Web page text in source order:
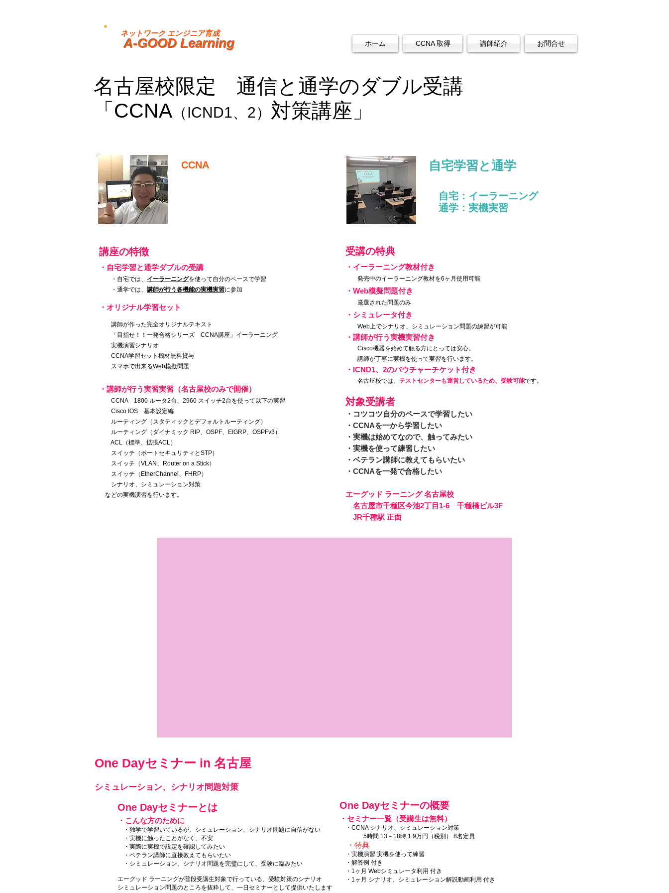
ネットワーク エンジニア育成
A-GOOD Learning ホーム CCNA 取得 講師紹介 お問合せ
名古屋校限定 通信と通学のダブル受講
「CCNA （ICND1、2） 対策講座」
CCNA
講座の特徴
・自宅学習と通学ダブルの受講
・自宅では、 イーラーニングを使って自分のペースで学習
・通学では、 講師が行う各機能の実機実習に参加
・オリジナル学習セット
講師が作った完全オリジナルテキスト
「目指せ！！一発合格シリーズ CCNA講座」イーラーニング
実機演習シナリオ
CCNA学習セット機材無料貸与
スマホで出来るWeb模擬問題
・講師が行う実習実習（名古屋校のみで開催）
CCNA 1800 ルータ2台、2960 スイッチ2台を使って以下の実習
Cisco IOS 基本設定編
ルーティング（スタティックとデフォルトルーティング）
ルーティング（ダイナミック RIP、OSPF、EIGRP、OSPFv3）
ACL（標準、拡張ACL）
スイッチ（ポートセキュリティとSTP）
スイッチ（VLAN、Router on a Stick）
スイッチ（EtherChannel、FHRP）
シナリオ、シミュレーション対策
などの実機演習を行います。
自宅学習と通学
自宅：イーラーニング
通学：実機実習
受講の特典
・イーラーニング教材付き
発売中のイーラーニング教材を6ヶ月使用可能
・Web模擬問題付き
厳選された問題のみ
・シミュレータ付き
Web上でシナリオ、シミュレーション問題の練習が可能
・講師が行う実機実習付き
Cisco機器を始めて触る方にとっては安心。
講師が丁寧に実機を使って実習を行います。
・ICND1、2のバウチャーチケット付き
名古屋校では、 テストセンターも運営しているため、受験可能です。
対象受講者
・コツコツ自分のペースで学習したい
・CCNAを一から学習したい
・実機は始めてなので、触ってみたい
・実機を使って練習したい
・ベテラン講師に教えてもらいたい
・CCNAを一発で合格したい
エーグッド ラーニング 名古屋校
名古屋市千種区今池2丁目1-6 千種橋ビル3F
JR千種駅 正面
One Dayセミナー in 名古屋
シミュレーション、シナリオ問題対策
One Dayセミナーとは
・こんな方のために
・独学で学習いているが、シミュレーション、シナリオ問題に自信がない
・実機に触ったことがなく、不安
・実際に実機で設定を確認してみたい
・ベテラン講師に直接教えてもらいたい
・シミュレーション、シナリオ問題を完璧にして、受験に臨みたい
エーグッド ラーニングが普段受講生対象で行っている、受験対策のシナリオ
シミュレーション問題のところを抜粋して、一日セミナーとして提供いたします
One Dayセミナーの概要
・セミナー一覧（受講生は無料）
・CCNA シナリオ、シミュレーション対策
5時間 13－18時 1.9万円（税別） 8名定員
・特典
・実機演習 実機を使って練習
・解答例 付き
・1ヶ月 Webシミュレータ利用 付き
・1ヶ月 シナリオ、シミュレーション解説動画利用 付き